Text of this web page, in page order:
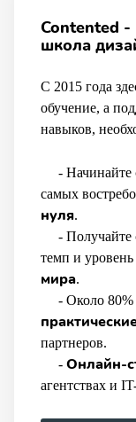
Contented
школа
С 2015 года
обучение, а
навыков,
- Начинайте
самых
нуля.
- Получайте
темп и
мира.
- Около 80%
партнеров.
- Онлайн-
агентствах и